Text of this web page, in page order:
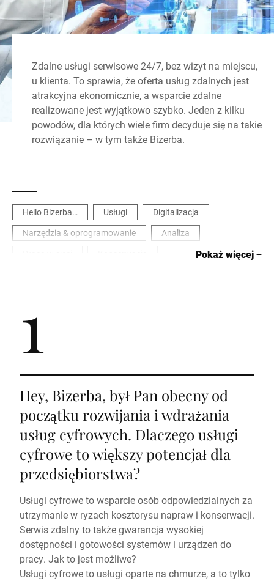
Zdalne usługi serwisowe 24/7, bez wizyt na miejscu,
u klienta. To sprawia, że oferta usług zdalnych jest
atrakcyjna ekonomicznie, a wsparcie zdalne
realizowane jest wyjątkowo szybko. Jeden z kilku
powodów, dla których wiele firm decyduje się na takie
rozwiązanie – w tym także Bizerba.
Hello Bizerba… Usługi
Digitalizacja
Narzędzia & oprogramowanie
Analiza
Praca w sieci
Konserwacja
Pokaż więcej+
1
Hey, Bizerba, był Pan obecny od
początku rozwijania i wdrażania
usług cyfrowych. Dlaczego usługi
cyfrowe to większy potencjał dla
przedsiębiorstwa?
Usługi cyfrowe to wsparcie osób odpowiedzialnych za
utrzymanie w ryzach kosztorysu napraw i konserwacji.
Serwis zdalny to także gwarancja wysokiej
dostępności i gotowości systemów i urządzeń do
pracy. Jak to jest możliwe?
Usługi cyfrowe to usługi oparte na chmurze, a to tylko